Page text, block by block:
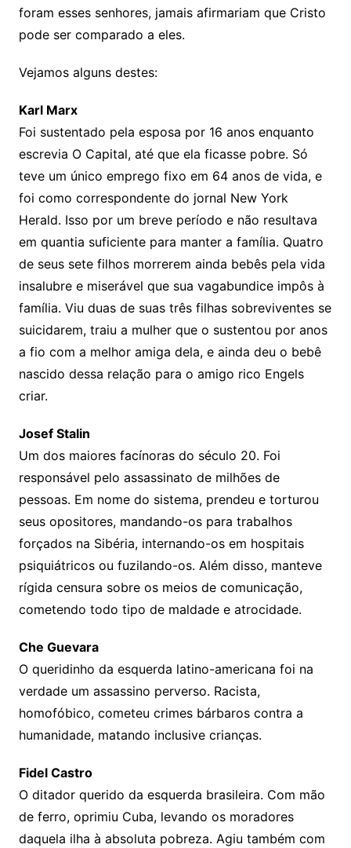
foram esses senhores, jamais afirmariam que Cristo
pode ser comparado a eles.
Vejamos alguns destes:
Karl Marx
Foi sustentado pela esposa por 16 anos enquanto
escrevia O Capital, até que ela ficasse pobre. Só
teve um único emprego fixo em 64 anos de vida, e
foi como correspondente do jornal New York
Herald. Isso por um breve período e não resultava
em quantia suficiente para manter a família. Quatro
de seus sete filhos morrerem ainda bebês pela vida
insalubre e miserável que sua vagabundice impôs à
família. Viu duas de suas três filhas sobreviventes se
suicidarem, traiu a mulher que o sustentou por anos
a fio com a melhor amiga dela, e ainda deu o bebê
nascido dessa relação para o amigo rico Engels
criar.
Josef Stalin
Um dos maiores facínoras do século 20. Foi
responsável pelo assassinato de milhões de
pessoas. Em nome do sistema, prendeu e torturou
seus opositores, mandando-os para trabalhos
forçados na Sibéria, internando-os em hospitais
psiquiátricos ou fuzilando-os. Além disso, manteve
rígida censura sobre os meios de comunicação,
cometendo todo tipo de maldade e atrocidade.
Che Guevara
O queridinho da esquerda latino-americana foi na
verdade um assassino perverso. Racista,
homofóbico, cometeu crimes bárbaros contra a
humanidade, matando inclusive crianças.
Fidel Castro
O ditador querido da esquerda brasileira. Com mão
de ferro, oprimiu Cuba, levando os moradores
daquela ilha à absoluta pobreza. Agiu também com